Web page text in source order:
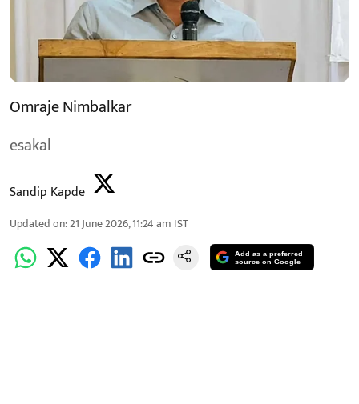
Omraje Nimbalkar
esakal
Sandip Kapde
Updated on:21 June 2026, 11:24 am IST
Add as a preferred
source on Google